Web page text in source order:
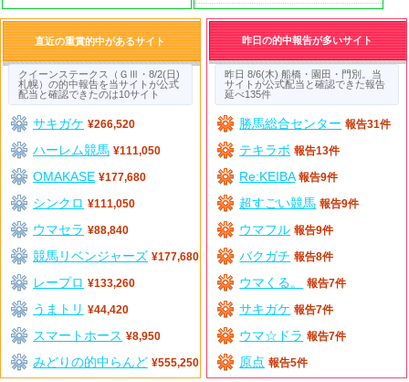
直近の重賞的中があるサイト
クイーンステークス（ＧⅢ・8/2(日)
札幌）の的中報告を当サイトが公式
配当と確認できたのは10サイト
サキガケ ¥266,520
ハーレム競馬 ¥111,050
OMAKASE ¥177,680
シンクロ ¥111,050
ウマセラ ¥88,840
競馬リベンジャーズ ¥177,680
レープロ ¥133,260
うまトリ ¥44,420
スマートホース ¥8,950
みどりの的中らんど ¥555,250
昨日の的中報告が多いサイト
昨日 8/6(木) 船橋・園田・門別。当
サイトが公式配当と確認できた報告
延べ135件
勝馬総合センター 報告31件
テキラボ 報告13件
Re:KEIBA 報告9件
超すごい競馬 報告9件
ウマフル 報告9件
バクガチ 報告8件
ウマくる。 報告7件
サキガケ 報告7件
ウマ☆ドラ 報告7件
原点 報告5件